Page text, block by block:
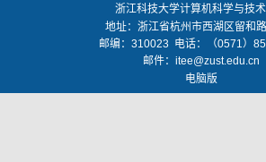
浙江科技大学计算机科学与技
地址：浙江省杭州市西湖区留和
邮编： 310023 电话：（0571）
邮件： itee@zust.edu.cn
电脑版